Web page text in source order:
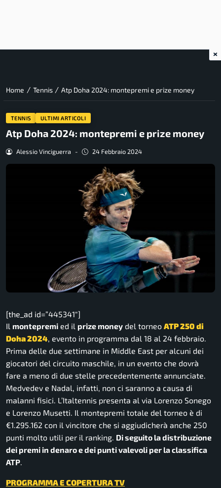
Home / Tennis / Atp Doha 2024: montepremi e prize money
TENNIS ULTIMI ARTICOLI
Atp Doha 2024: montepremi e prize money
Alessio Vinciguerra - 24 Febbraio 2024
[the_ad id=”445341″]
Il montepremi ed il prize money del torneo ATP 250 di
Doha 2024, evento in programma dal 18 al 24 febbraio.
Prima delle due settimane in Middle East per alcuni dei
giocatori del circuito maschile, in un evento che dovrà
fare a meno di due stelle precedentemente annunciate.
Medvedev e Nadal, infatti, non ci saranno a causa di
malanni fisici. L’Italtennis presenta al via Lorenzo Sonego
e Lorenzo Musetti. Il montepremi totale del torneo è di
€1.295.162 con il vincitore che si aggiudicherà anche 250
punti molto utili per il ranking. Di seguito la distribuzione
dei premi in denaro e dei punti valevoli per la classifica
ATP.
PROGRAMMA E COPERTURA TV
×